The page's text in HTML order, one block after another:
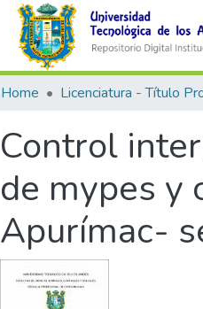
Home
Control
de mypes y
Apurímac-